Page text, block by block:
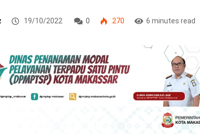
19/10/2022 0 270 6 minutes read